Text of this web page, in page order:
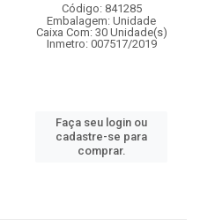
Código: 841285
Embalagem: Unidade
Caixa Com: 30 Unidade(s)
Inmetro: 007517/2019
Faça seu login ou
cadastre-se para
comprar.